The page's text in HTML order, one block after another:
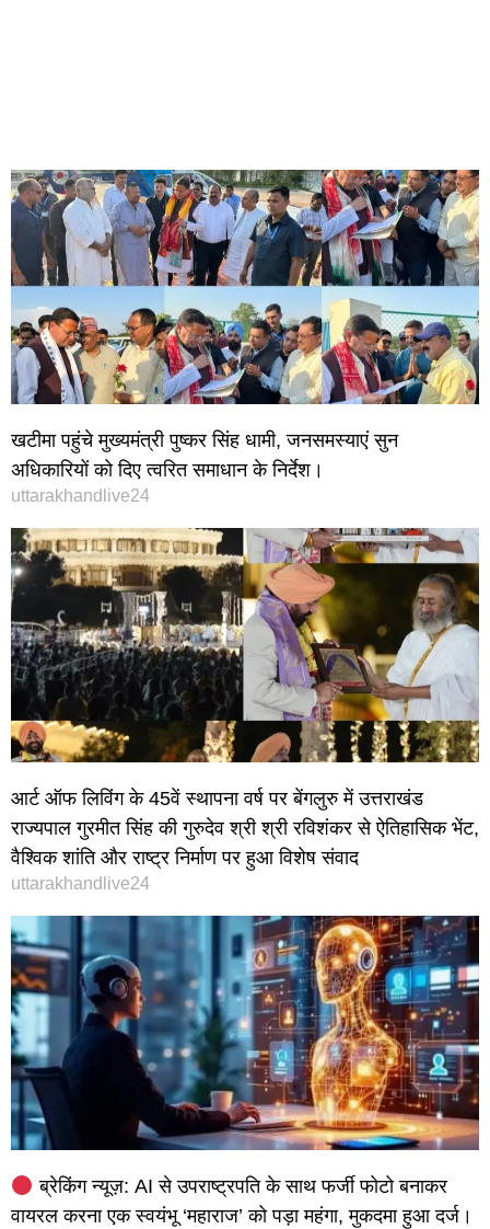
खटीमा पहुंचे मुख्यमंत्री पुष्कर सिंह धामी, जनसमस्याएं सुन
अधिकारियों को दिए त्वरित समाधान के निर्देश।
uttarakhandlive24
आर्ट ऑफ लिविंग के 45वें स्थापना वर्ष पर बेंगलुरु में उत्तराखंड
राज्यपाल गुरमीत सिंह की गुरुदेव श्री श्री रविशंकर से ऐतिहासिक भेंट,
वैश्विक शांति और राष्ट्र निर्माण पर हुआ विशेष संवाद
uttarakhandlive24
ब्रेकिंग न्यूज़: AI से उपराष्ट्रपति के साथ फर्जी फोटो बनाकर
वायरल करना एक स्वयंभू ‘महाराज’ को पड़ा महंगा, मुकदमा हुआ दर्ज।